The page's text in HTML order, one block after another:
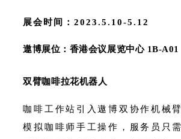
展会时间：2023.5.10-5.12
遨博展位：香港会议展览中心 1B-A01
双臂咖啡拉花机器人
咖啡工作站引入遨博双协作机械
模拟咖啡师手工操作，服务员只